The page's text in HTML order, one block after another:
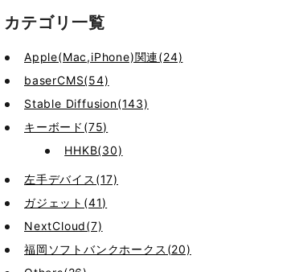
カテゴリ一覧
Apple(Mac,iPhone)関連(24)
baserCMS(54)
Stable Diffusion(143)
キーボード(75)
HHKB(30)
左手デバイス(17)
ガジェット(41)
NextCloud(7)
福岡ソフトバンクホークス(20)